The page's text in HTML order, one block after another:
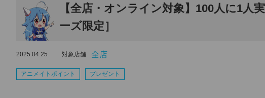
【全店・オンライン対象】100人に1
ーズ限定］
2025.04.25 対象店舗 全店
アニメイトポイント プレゼント